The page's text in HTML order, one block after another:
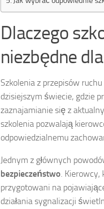
Dlaczego
niezbędne
Szkolenia z przepisów
dzisiejszym świecie, gdzie
zaznajamianie się z
szkolenia pozwalają
odpowiedzialnemu
Jednym z głównych
bezpieczeństwo. Kierowcy,
przygotowani na
działania sygnalizacji